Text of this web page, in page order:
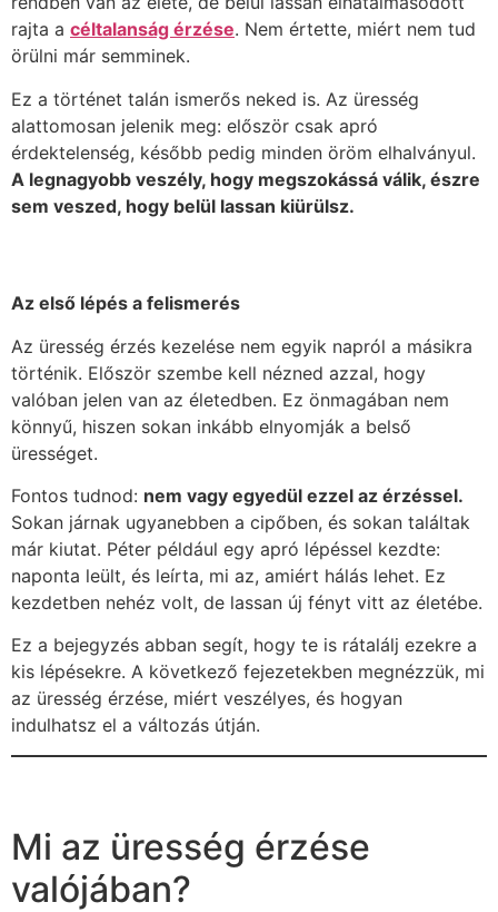
rajta a céltalanság érzése. Nem értette, miért nem tud
örülni már semminek.
Ez a történet talán ismerős neked is. Az üresség
alattomosan jelenik meg: először csak apró
érdektelenség, később pedig minden öröm elhalványul.
A legnagyobb veszély, hogy megszokássá válik, észre
sem veszed, hogy belül lassan kiürülsz.
Az első lépés a felismerés
Az üresség érzés kezelése nem egyik napról a másikra
történik. Először szembe kell nézned azzal, hogy
valóban jelen van az életedben. Ez önmagában nem
könnyű, hiszen sokan inkább elnyomják a belső
ürességet.
Fontos tudnod: nem vagy egyedül ezzel az érzéssel.
Sokan járnak ugyanebben a cipőben, és sokan találtak
már kiutat. Péter például egy apró lépéssel kezdte:
naponta leült, és leírta, mi az, amiért hálás lehet. Ez
kezdetben nehéz volt, de lassan új fényt vitt az életébe.
Ez a bejegyzés abban segít, hogy te is rátalálj ezekre a
kis lépésekre. A következő fejezetekben megnézzük, mi
az üresség érzése, miért veszélyes, és hogyan
indulhatsz el a változás útján.
Mi az üresség érzése
valójában?